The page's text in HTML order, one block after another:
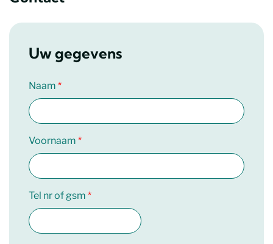
Uw gegevens
Naam
Voornaam
Tel nr of gsm